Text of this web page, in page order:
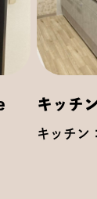
キッチ
キッチ